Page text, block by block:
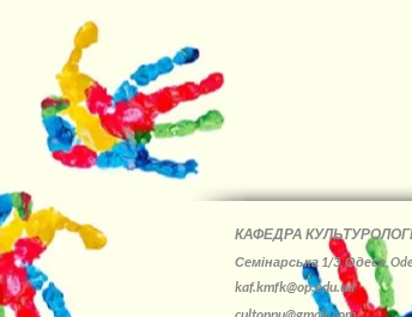
КАФЕДРА
Семінарська 1/3, Одеса,
kaf.kmfk@op.edu.ua